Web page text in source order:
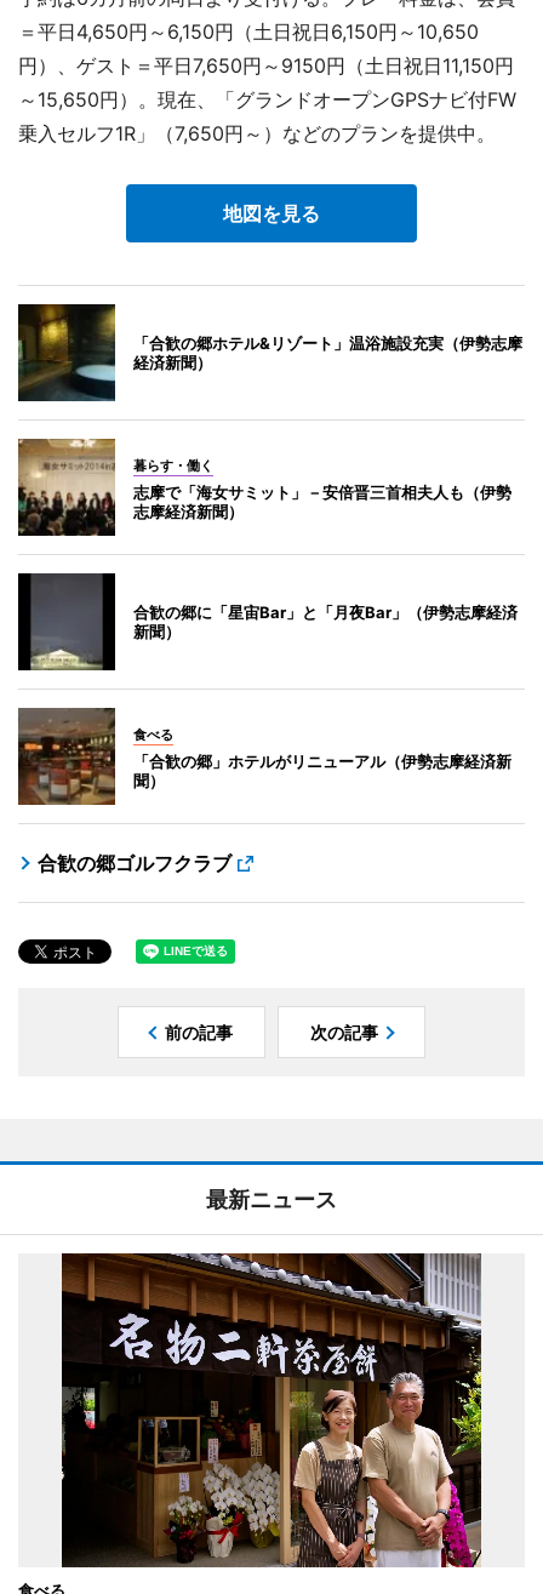
＝平日4,650円～6,150円（土日祝日6,150円～10,650
円）、ゲスト＝平日7,650円～9150円（土日祝日11,150円
～15,650円）。現在、「グランドオープンGPSナビ付FW
乗入セルフ1R」（7,650円～）などのプランを提供中。
地図を見る
「合歓の郷ホテル&リゾート」温浴施設充実（伊勢志摩
経済新聞）
暮らす・働く
志摩で「海女サミット」－安倍晋三首相夫人も（伊勢
志摩経済新聞）
合歓の郷に「星宙Bar」と「月夜Bar」（伊勢志摩経済
新聞）
食べる
「合歓の郷」ホテルがリニューアル（伊勢志摩経済新
聞）
合歓の郷ゴルフクラブ
前の記事 次の記事
最新ニュース
食べる